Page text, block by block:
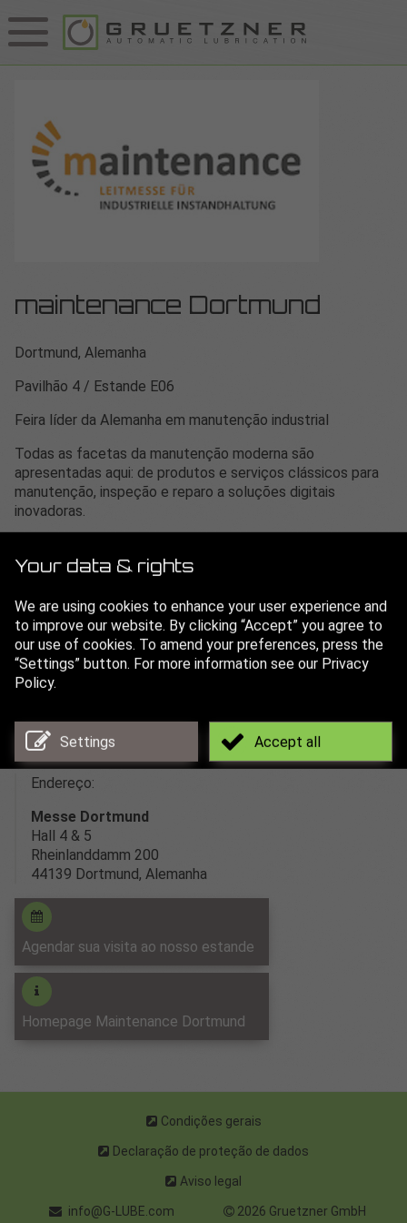
maintenance Dortmund
Dortmund, Alemanha
Pavilhão 4 / Estande E06
Feira líder da Alemanha em manutenção industrial
Todas as facetas da manutenção moderna são
apresentadas aqui: de produtos e serviços clássicos para
manutenção, inspeção e reparo a soluções digitais
inovadoras.
intensiva de informações e leads promissores, a
e especialistas do setor de manutenção, bem como
usuários da indústria.
mais de 200 expositores
mais de 5.000 visitantes profissionais
qua., 19 fev. 25 – qui., 20 fev. 25
Endereço:
Messe Dortmund
Hall 4 & 5
Rheinlanddamm 200
44139 Dortmund, Alemanha
Agendar sua visita ao nosso estande
Homepage Maintenance Dortmund
Condições gerais
Declaração de proteção de dados
Aviso legal
info@G-LUBE.com 2026 Gruetzner GmbH
Your data & rights
We are using cookies to enhance your user experience and
to improve our website. By clicking “Accept” you agree to
our use of cookies. To amend your preferences, press the
“Settings” button. For more information see our Privacy
Policy.
Settings Accept all